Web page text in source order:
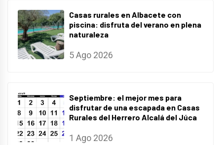
Casas rurales en Albacete con
piscina: disfruta del verano en plena
naturaleza
5 Ago 2026
Septiembre: el mejor mes para
disfrutar de una escapada en Casas
Rurales del Herrero Alcalá del Júca
1 Ago 2026